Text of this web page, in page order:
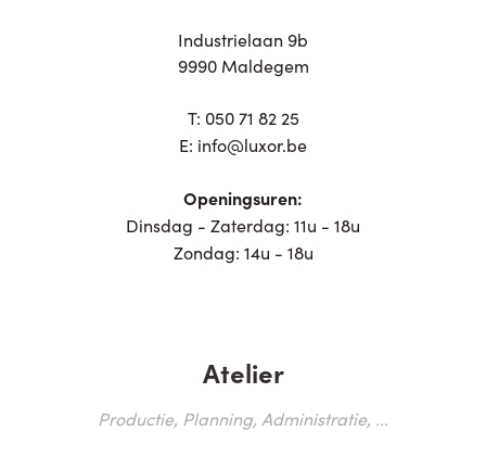
Industrielaan 9b
9990 Maldegem
T: 050 71 82 25
E: info@luxor.be
Openingsuren:
Dinsdag - Zaterdag: 11u - 18u
Zondag: 14u - 18u
Atelier
Productie, Planning, Administratie, ...